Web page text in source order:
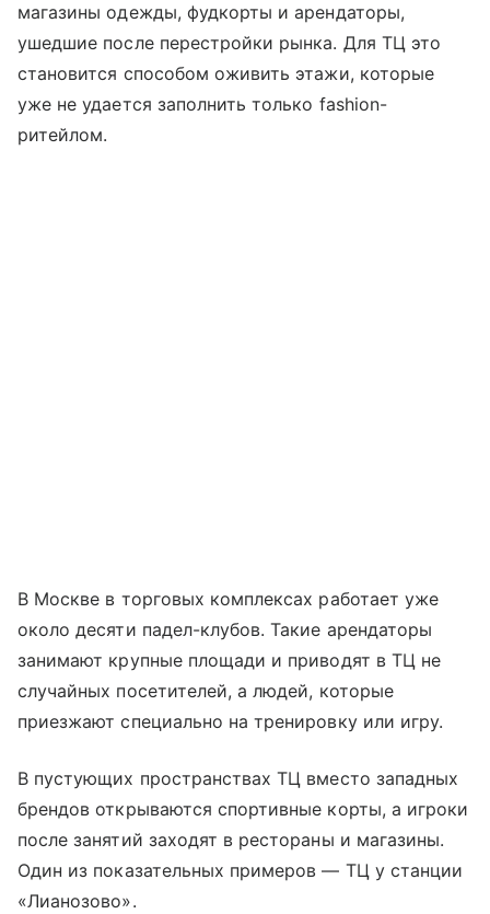
магазины одежды, фудкорты и арендаторы,
ушедшие после перестройки рынка. Для ТЦ это
становится способом оживить этажи, которые
уже не удается заполнить только fashion-
ритейлом.
В Москве в торговых комплексах работает уже
около десяти падел-клубов. Такие арендаторы
занимают крупные площади и приводят в ТЦ не
случайных посетителей, а людей, которые
приезжают специально на тренировку или игру.
В пустующих пространствах ТЦ вместо западных
брендов открываются спортивные корты, а игроки
после занятий заходят в рестораны и магазины.
Один из показательных примеров — ТЦ у станции
«Лианозово».